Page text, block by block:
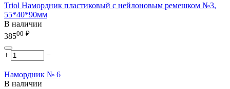
Triol Намордник пластиковый с нейлоновым ремешком №3,
55*40*90мм
В наличии
38500 ₽
+ −
Намордник № 6
В наличии